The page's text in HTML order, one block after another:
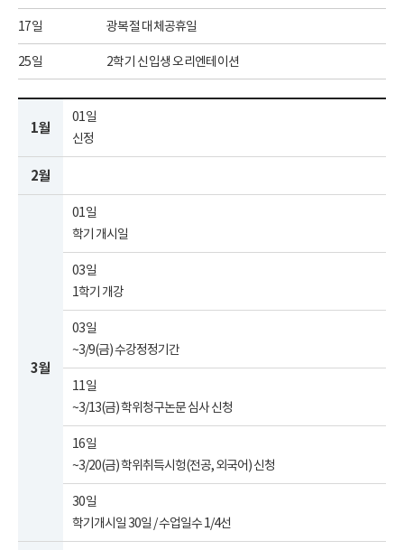
17일 광복절 대체공휴일
25일 2학기 신입생 오리엔테이션
1월
01일
신정
2월
3월
01일
학기 개시일
03일
1학기 개강
03일
~3/9(금) 수강정정기간
11일
~3/13(금) 학위청구논문 심사 신청
16일
~3/20(금) 학위취득시헝(전공, 외국어) 신청
30일
학기개시일 30일 / 수업일수 1/4선